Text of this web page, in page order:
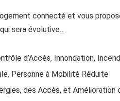
connecté et vous
sera évolutive…
d’Accès, Innondation,
Personne à Mobilité Réduite
des Accès, et Amélioration